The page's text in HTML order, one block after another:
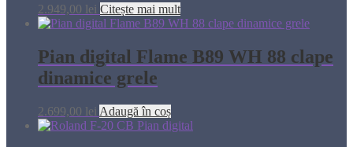
2.949,00 lei Citește mai mult
Pian digital Flame B89 WH 88 clape
dinamice grele
2.699,00 lei Adaugă în coș